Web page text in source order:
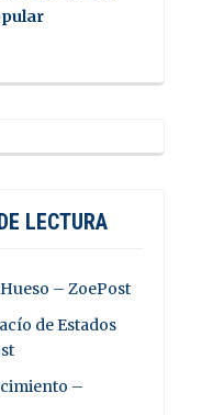
LECTURA
– ZoePost
de Estados
–